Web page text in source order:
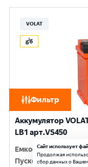
Фильтр
VOLAT
Аккумулятор
LB1 арт.VS450
Емкость:45 Ач
Пусковой ток:420 A
Сайт использует
Продолжая
сбор данных о